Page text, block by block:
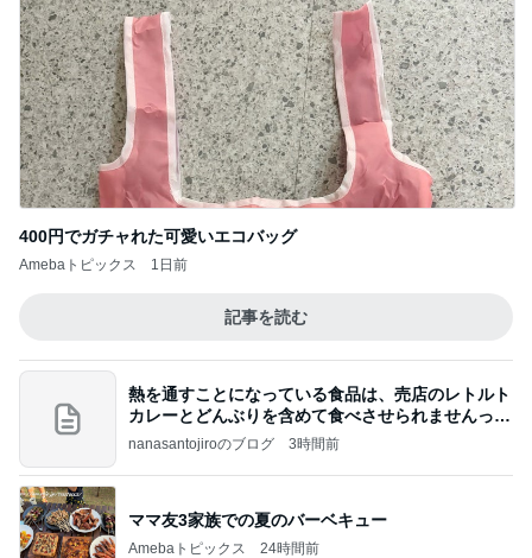
400円でガチャれた可愛いエコバッグ
Amebaトピックス 1日前
記事を読む
熱を通すことになっている食品は、売店のレトルト
カレーとどんぶりを含めて食べさせられませんっ
て、男
nanasantojiroのブログ 3時間前
ママ友3家族での夏のバーベキュー
Amebaトピックス 24時間前